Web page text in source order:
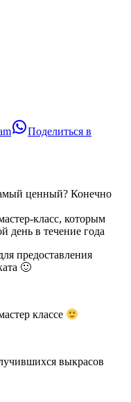
Поделиться в
ценный? Конечно
класс, которым
день в течение года
предоставления
🙂
классе
выкрасов